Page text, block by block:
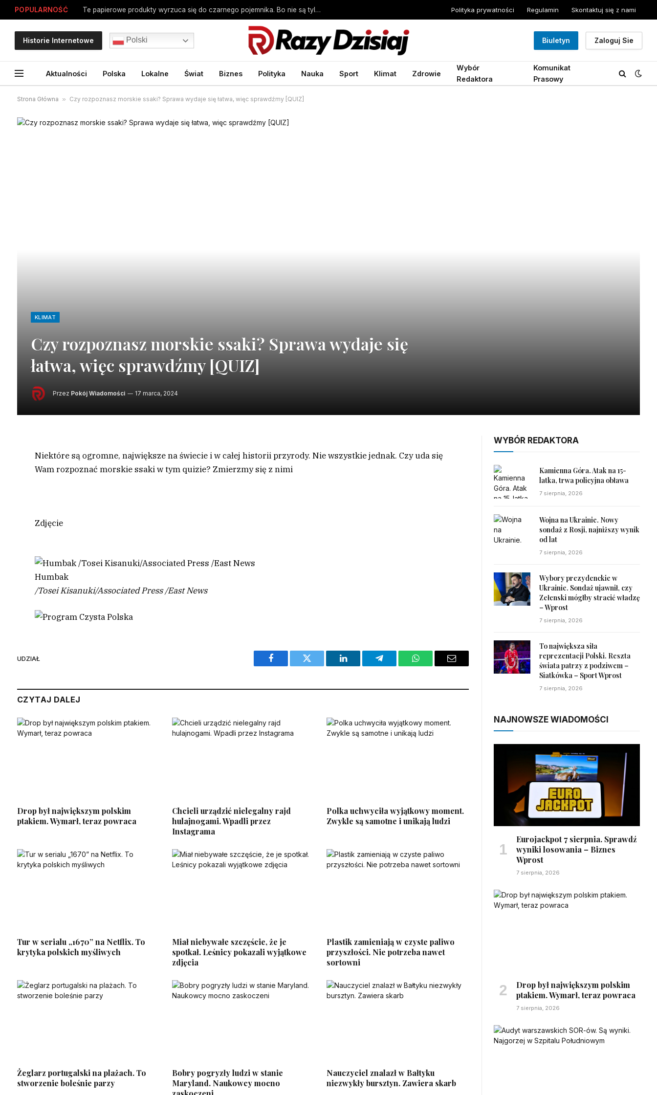
POPULARNOŚĆ Te papierowe produkty wyrzuca się do czarnego pojemnika. Bo nie są tylko papierowe – Biznes Wprost Polityka prywatności Regulamin Skontaktuj się z nami
Historie Internetowe Polski Biuletyn Zaloguj Sie
Aktualności Polska Lokalne Świat Biznes Polityka Nauka Sport Klimat Zdrowie
Wybór
Redaktora
Komunikat
Prasowy
Strona Główna » Czy rozpoznasz morskie ssaki? Sprawa wydaje się łatwa, więc sprawdźmy [QUIZ]
KLIMAT
Czy rozpoznasz morskie ssaki? Sprawa wydaje się
łatwa, więc sprawdźmy [QUIZ]
Przez Pokój Wiadomości 17 marca, 2024
Niektóre są ogromne, największe na świecie i w całej historii przyrody. Nie wszystkie jednak. Czy uda się
Wam rozpoznać morskie ssaki w tym quizie? Zmierzmy się z nimi
Zdjęcie
Humbak
/Tosei Kisanuki/Associated Press/East News
UDZIAŁ
Facebook Twitter LinkedIn Telegram WhatsAppEmail
CZYTAJ DALEJ
Drop był największym polskim
ptakiem. Wymarł, teraz powraca
Chcieli urządzić nielegalny rajd
hulajnogami. Wpadli przez
Instagrama
Polka uchwyciła wyjątkowy moment.
Zwykle są samotne i unikają ludzi
Tur w serialu „1670” na Netflix. To
krytyka polskich myśliwych
Miał niebywałe szczęście, że je
spotkał. Leśnicy pokazali wyjątkowe
zdjęcia
Plastik zamieniają w czyste paliwo
przyszłości. Nie potrzeba nawet
sortowni
Żeglarz portugalski na plażach. To
stworzenie boleśnie parzy
Bobry pogryzły ludzi w stanie
Maryland. Naukowcy mocno
Nauczyciel znalazł w Bałtyku
niezwykły bursztyn. Zawiera skarb
WYBÓR REDAKTORA
Kamienna Góra. Atak na 15-
latka, trwa policyjna obława
7 sierpnia, 2026
Wojna na Ukrainie. Nowy
sondaż z Rosji, najniższy wynik
od lat
7 sierpnia, 2026
Wybory prezydenckie w
Ukrainie. Sondaż ujawnił, czy
Zełenski mógłby stracić władzę
– Wprost
7 sierpnia, 2026
To największa siła
reprezentacji Polski. Reszta
świata patrzy z podziwem –
Siatkówka – Sport Wprost
7 sierpnia, 2026
NAJNOWSZE WIADOMOŚCI
Eurojackpot 7 sierpnia. Sprawdź
wyniki losowania – Biznes
Wprost
7 sierpnia, 2026
Drop był największym polskim
ptakiem. Wymarł, teraz powraca
7 sierpnia, 2026